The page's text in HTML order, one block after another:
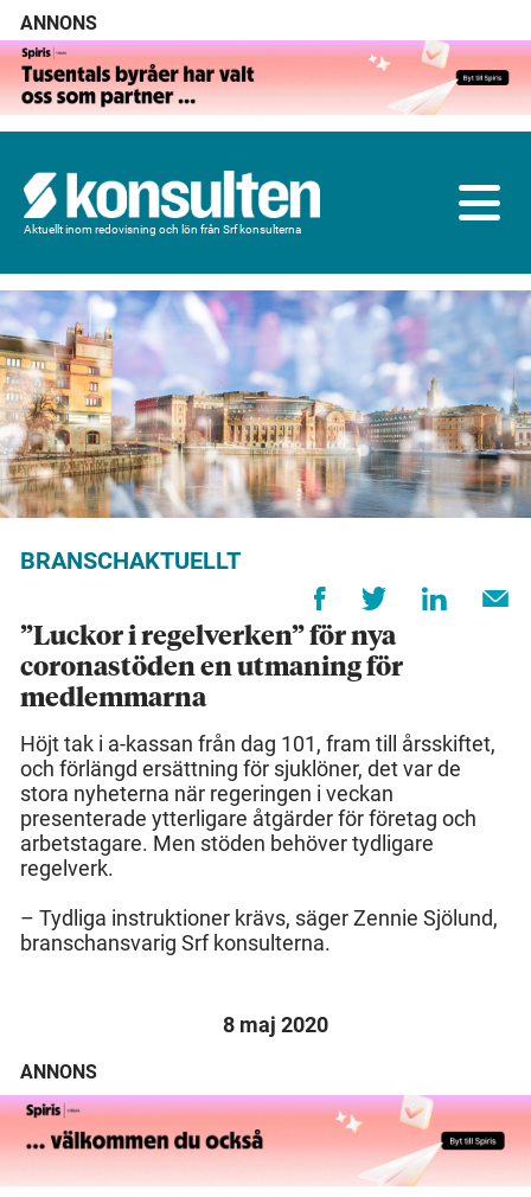
ANNONS
Aktuellt inom redovisning och lön från Srf konsulterna
BRANSCHAKTUELLT
”Luckor i regelverken” för nya
coronastöden en utmaning för
medlemmarna
Höjt tak i a-kassan från dag 101, fram till årsskiftet,
och förlängd ersättning för sjuklöner, det var de
stora nyheterna när regeringen i veckan
presenterade ytterligare åtgärder för företag och
arbetstagare. Men stöden behöver tydligare
regelverk.
– Tydliga instruktioner krävs, säger Zennie Sjölund,
branschansvarig Srf konsulterna.
8 maj 2020
ANNONS